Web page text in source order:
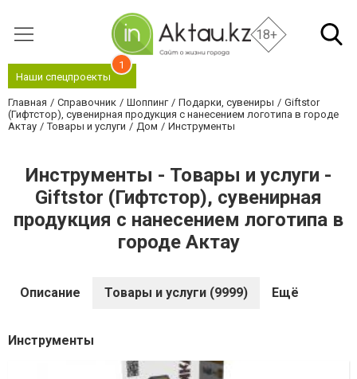
18+
Наши спецпроекты
1
Главная Справочник Шоппинг Подарки, сувениры
Giftstor
(Гифтстор), сувенирная продукция с нанесением логотипа в городе
Актау
Товары и услуги Дом Инструменты
Инструменты - Товары и услуги -
Giftstor (Гифтстор), сувенирная
продукция с нанесением логотипа в
городе Актау
Описание Товары и услуги (9999) Ещё
Инструменты